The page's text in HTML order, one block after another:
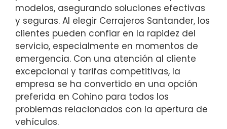
modelos, asegurando soluciones efectivas
y seguras. Al elegir Cerrajeros Santander, los
clientes pueden confiar en la rapidez del
servicio, especialmente en momentos de
emergencia. Con una atención al cliente
excepcional y tarifas competitivas, la
empresa se ha convertido en una opción
preferida en Cohino para todos los
problemas relacionados con la apertura de
vehículos.